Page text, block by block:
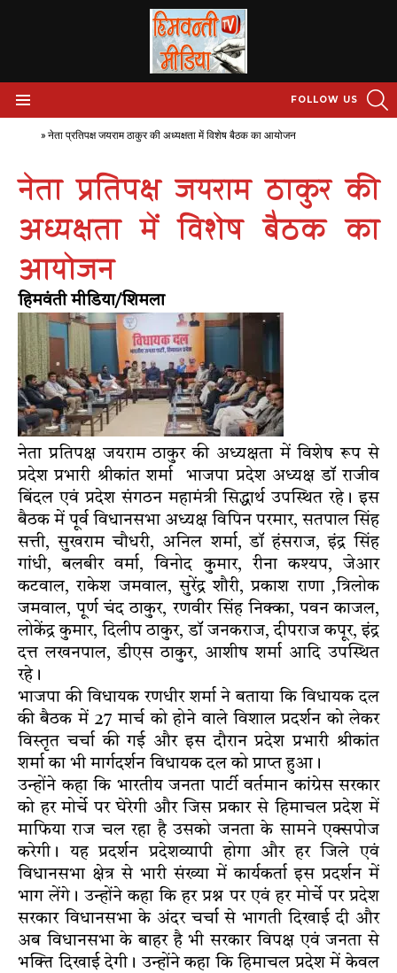
FOLLOW US
» नेता प्रतिपक्ष जयराम ठाकुर की अध्यक्षता में विशेष बैठक का आयोजन
नेता प्रतिपक्ष जयराम ठाकुर की
अध्यक्षता में विशेष बैठक का
आयोजन
हिमवंती मीडिया/शिमला
नेता प्रतिपक्ष जयराम ठाकुर की अध्यक्षता में विशेष रूप से
प्रदेश प्रभारी श्रीकांत शर्मा भाजपा प्रदेश अध्यक्ष डॉ राजीव
बिंदल एवं प्रदेश संगठन महामंत्री सिद्धार्थ उपस्थित रहे। इस
बैठक में पूर्व विधानसभा अध्यक्ष विपिन परमार, सतपाल सिंह
सत्ती, सुखराम चौधरी, अनिल शर्मा, डॉ हंसराज, इंद्र सिंह
गांधी, बलबीर वर्मा, विनोद कुमार, रीना कश्यप, जेआर
कटवाल, राकेश जमवाल, सुरेंद्र शौरी, प्रकाश राणा ,त्रिलोक
जमवाल, पूर्ण चंद ठाकुर, रणवीर सिंह निक्का, पवन काजल,
लोकेंद्र कुमार, दिलीप ठाकुर, डॉ जनकराज, दीपराज कपूर, इंद्र
दत्त लखनपाल, डीएस ठाकुर, आशीष शर्मा आदि उपस्थित
रहे।
भाजपा की विधायक रणधीर शर्मा ने बताया कि विधायक दल
की बैठक में 27 मार्च को होने वाले विशाल प्रदर्शन को लेकर
विस्तृत चर्चा की गई और इस दौरान प्रदेश प्रभारी श्रीकांत
शर्मा का भी मार्गदर्शन विधायक दल को प्राप्त हुआ।
उन्होंने कहा कि भारतीय जनता पार्टी वर्तमान कांग्रेस सरकार
को हर मोर्चे पर घेरेगी और जिस प्रकार से हिमाचल प्रदेश में
माफिया राज चल रहा है उसको जनता के सामने एक्सपोज
करेगी। यह प्रदर्शन प्रदेशव्यापी होगा और हर जिले एवं
विधानसभा क्षेत्र से भारी संख्या में कार्यकर्ता इस प्रदर्शन में
भाग लेंगे। उन्होंने कहा कि हर प्रश्न पर एवं हर मोर्चे पर प्रदेश
सरकार विधानसभा के अंदर चर्चा से भागती दिखाई दी और
अब विधानसभा के बाहर है भी सरकार विपक्ष एवं जनता से
भक्ति दिखाई देगी। उन्होंने कहा कि हिमाचल प्रदेश में केवल